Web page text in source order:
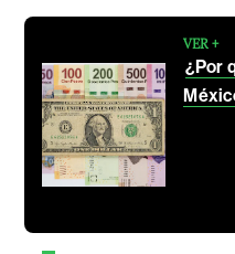
VER +
¿Por